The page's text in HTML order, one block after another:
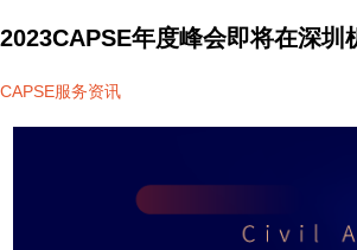
2023CAPSE年度峰会即将在深圳
CAPSE服务资讯